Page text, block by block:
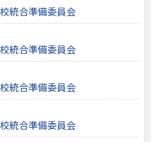
統合準備委員会
統合準備委員会
統合準備委員会
統合準備委員会